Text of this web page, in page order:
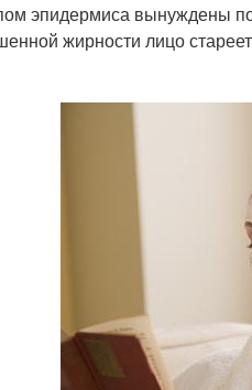
Уход за
эпидермиса вынуждены
жирности лицо